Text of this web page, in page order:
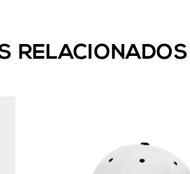
RELACIONADOS